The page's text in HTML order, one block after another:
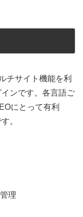
チサイト機能を利
ンです。各言語ご
にとって有利
。
理